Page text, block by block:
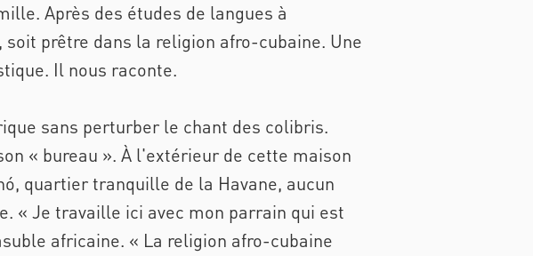
Après des études de langues à
, soit prêtre dans la religion afro-cubaine. Une
Il nous raconte.
sans perturber le chant des colibris.
« bureau ». À l'extérieur de cette maison
quartier tranquille de la Havane, aucun
« Je travaille ici avec mon parrain qui est
africaine. « La religion afro-cubaine